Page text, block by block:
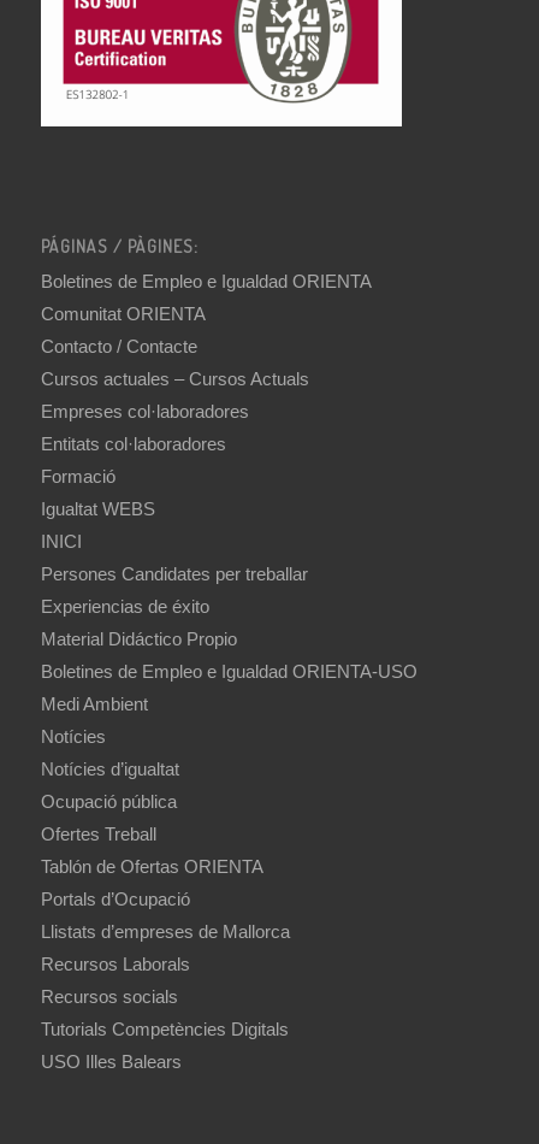
PÁGINAS / PÀGINES:
Boletines de Empleo e Igualdad ORIENTA
Comunitat ORIENTA
Contacto / Contacte
Cursos actuales – Cursos Actuals
Empreses col·laboradores
Entitats col·laboradores
Formació
Igualtat WEBS
INICI
Persones Candidates per treballar
Experiencias de éxito
Material Didáctico Propio
Boletines de Empleo e Igualdad ORIENTA-USO
Medi Ambient
Notícies
Notícies d’igualtat
Ocupació pública
Ofertes Treball
Tablón de Ofertas ORIENTA
Portals d’Ocupació
Llistats d’empreses de Mallorca
Recursos Laborals
Recursos socials
Tutorials Competències Digitals
USO Illes Balears